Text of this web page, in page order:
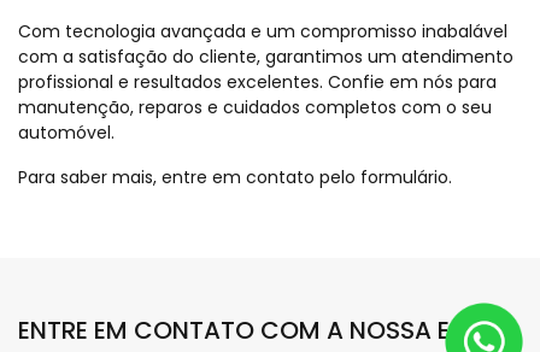
Com tecnologia avançada e um compromisso inabalável
com a satisfação do cliente, garantimos um atendimento
profissional e resultados excelentes. Confie em nós para
manutenção, reparos e cuidados completos com o seu
automóvel.
Para saber mais, entre em contato pelo formulário.
ENTRE EM CONTATO COM A NOSSA EQUIPE